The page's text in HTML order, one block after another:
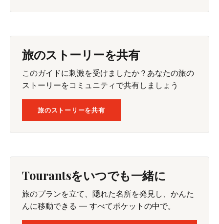
旅のストーリーを共有
このガイドに刺激を受けましたか？あなたの旅の
ストーリーをコミュニティで共有しましょう
旅のストーリーを共有
Tourantsをいつでも一緒に
旅のプランを立て、隠れた名所を発見し、かんた
んに移動できる — すべてポケットの中で。